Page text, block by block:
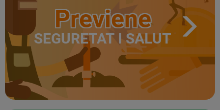
Previene
SEGURETAT I SALUT